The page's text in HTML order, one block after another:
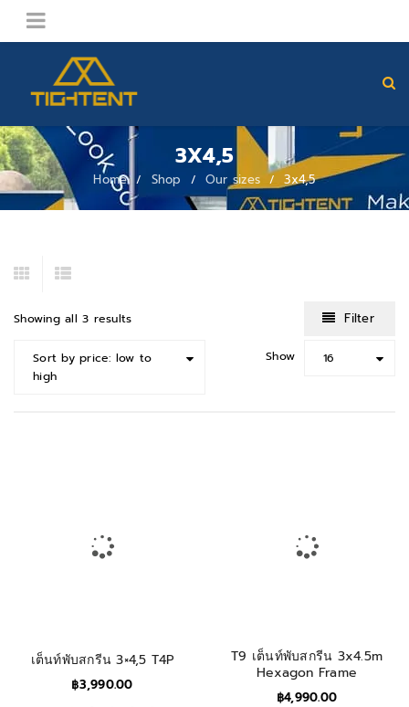
3X4,5
Home / Shop / Our sizes / 3x4,5
Showing all 3 results Filter
Sort by price: low to
high
Show 16
เต็นท์พับสกรีน 3×4,5 T4P
฿3,990.00
T9 เต็นท์พับสกรีน 3x4.5m
Hexagon Frame
฿4,990.00